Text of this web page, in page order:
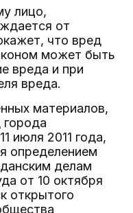
лицо,
от
что вред
может быть
вреда и при
вреда.
материалов,
города
июля 2011 года,
определением
делам
от 10 октября
открытого